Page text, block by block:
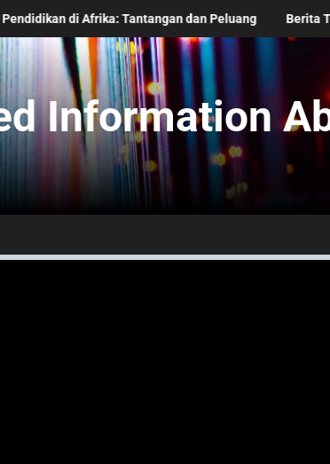
Tantangan dan Peluang Berita Terkini dari Asia
Information